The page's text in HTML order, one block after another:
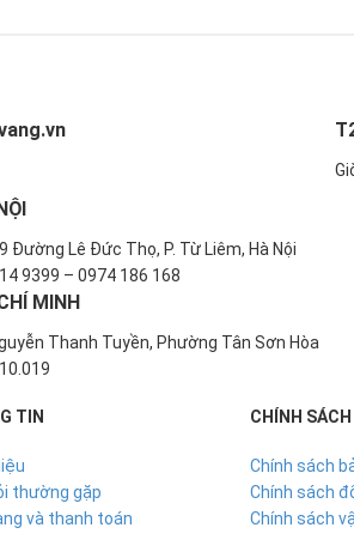
Đường Lê Đức Thọ, P. Từ Liêm, Hà Nội
9399 – 0974 186 168
MINH
Thanh Tuyền, Phường Tân Sơn Hòa
TIN
thường gặp
và thanh toán
CHÍNH SÁCH
Chính sách
Chính sách
Chính sách